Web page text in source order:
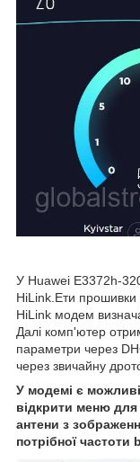
У Huawei E3372h-
HiLink.Ети
HiLink модем
Далі комп'ютер
параметри через
через звичайну
У модемі є
відкрити меню
антени з
потрібної частоти